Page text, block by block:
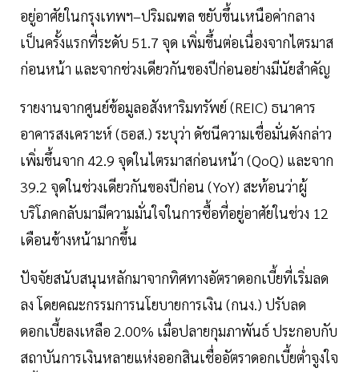
อยู่อาศัยในกรุงเทพฯ–ปริมณฑล ขยับขึ้นเหนือค่ากลาง
เป็นครั้งแรกที่ระดับ 51.7 จุด เพิ่มขึ้นต่อเนื่องจากไตรมาส
ก่อนหน้า และจากช่วงเดียวกันของปีก่อนอย่างมีนัยสำคัญ
รายงานจากศูนย์ข้อมูลอสังหาริมทรัพย์ (REIC) ธนาคาร
อาคารสงเคราะห์ (ธอส.) ระบุว่า ดัชนีความเชื่อมั่นดังกล่าว
เพิ่มขึ้นจาก 42.9 จุดในไตรมาสก่อนหน้า (QoQ) และจาก
39.2 จุดในช่วงเดียวกันของปีก่อน (YoY) สะท้อนว่าผู้
บริโภคกลับมามีความมั่นใจในการซื้อที่อยู่อาศัยในช่วง 12
เดือนข้างหน้ามากขึ้น
ปัจจัยสนับสนุนหลักมาจากทิศทางอัตราดอกเบี้ยที่เริ่มลด
ลง โดยคณะกรรมการนโยบายการเงิน (กนง.) ปรับลด
ดอกเบี้ยลงเหลือ 2.00% เมื่อปลายกุมภาพันธ์ ประกอบกับ
สถาบันการเงินหลายแห่งออกสินเชื่ออัตราดอกเบี้ยต่ำจูงใจ